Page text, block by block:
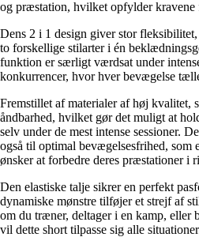
og præstation, hvilket opfylder kravene
Dens 2 i 1 design giver stor
to forskellige stilarter i én
funktion er særligt værdsat under
konkurrencer, hvor hver bevægelse
Fremstillet af materialer af høj kvalitet,
åndbarhed, hvilket gør det muligt at
selv under de mest intense sessioner.
også til optimal bevægelsesfrihed, som
ønsker at forbedre deres præstationer i
Den elastiske talje sikrer en perfekt
dynamiske mønstre tilføjer et strejf af
om du træner, deltager i en kamp, eller
vil dette short tilpasse sig alle